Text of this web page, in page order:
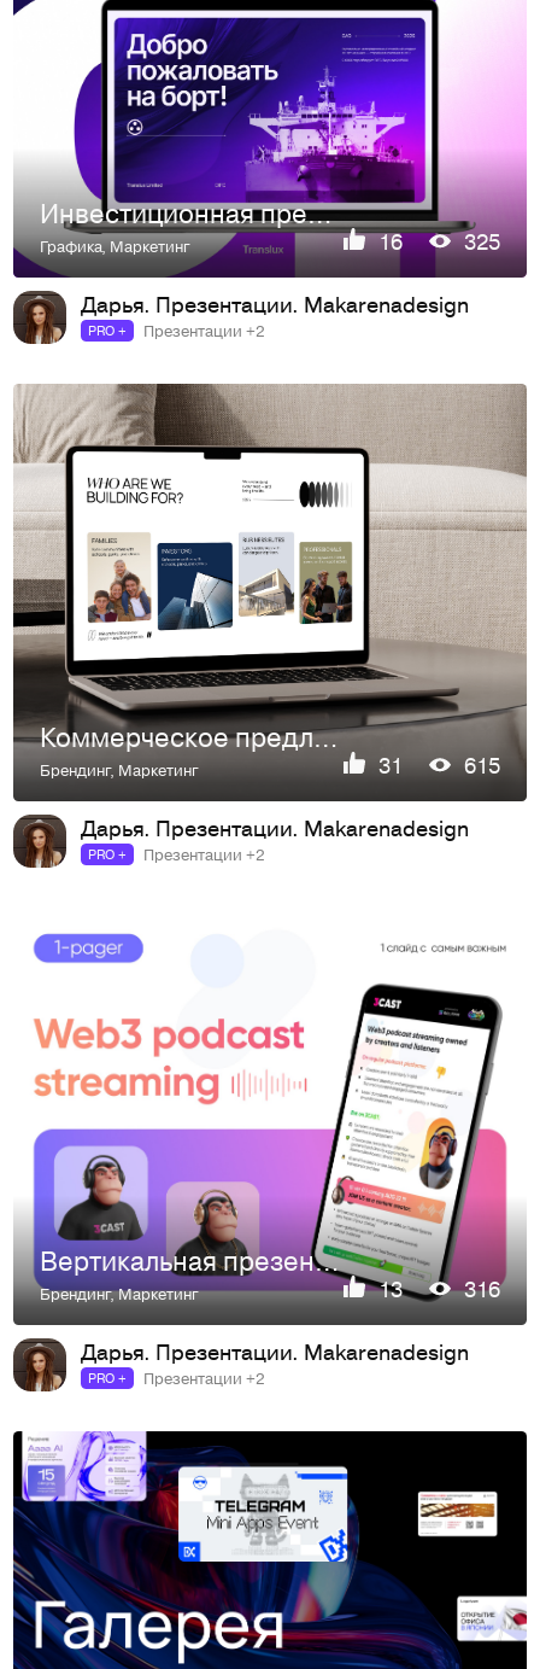
Инвестиционная презентация. PitchDeck
Графика,Маркетинг 16 325
Дарья. Презентации. Makarenadesign
PRO + Презентации +2
Коммерческое предложение для застройщика. Презентация
Брендинг, Маркетинг 31 615
Дарья. Презентации. Makarenadesign
PRO + Презентации +2
Вертикальная презентация. Ванпейджер, 1-pager
Брендинг,Маркетинг 13 316
Дарья. Презентации. Makarenadesign
PRO + Презентации +2